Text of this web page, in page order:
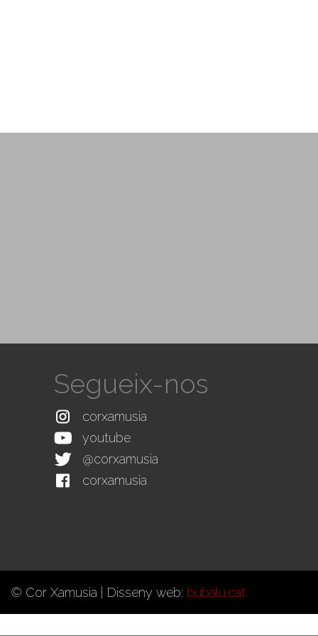
Segueix-nos
corxamusia
youtube
@corxamusia
corxamusia
© Cor Xamusia | Disseny web: bubalu.cat